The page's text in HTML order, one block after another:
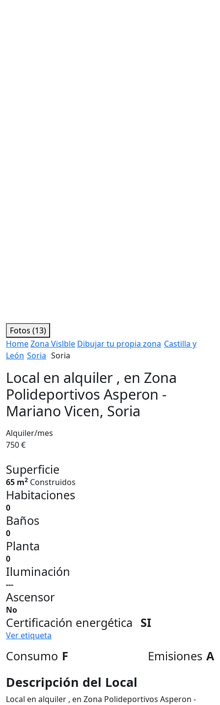
Fotos (13)
HomeZona Vislble Dibujar tu propia zona Castilla y
León Soria Soria
Local en alquiler , en Zona
Polideportivos Asperon -
Mariano Vicen, Soria
Alquiler/mes
750 €
Superficie
65 m2 Construidos
Habitaciones
0
Baños
0
Planta
0
Iluminación
---
Ascensor
No
Certificación energética SI
Ver etiqueta
Consumo F Emisiones A
Descripción del Local
Local en alquiler , en Zona Polideportivos Asperon -